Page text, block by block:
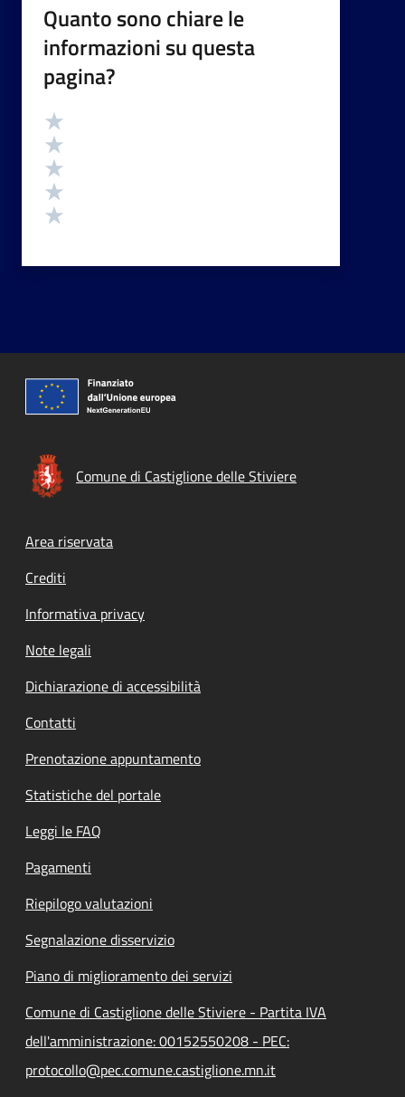
Quanto sono chiare le
informazioni su questa
pagina?
Valutazione
Comune di Castiglione delle Stiviere
Footer menu
Area riservata
Crediti
Informativa privacy
Note legali
Dichiarazione di accessibilità
Contatti
Prenotazione appuntamento
Statistiche del portale
Leggi le FAQ
Pagamenti
Riepilogo valutazioni
Segnalazione disservizio
Piano di miglioramento dei servizi
Comune di Castiglione delle Stiviere - Partita IVA
dell'amministrazione: 00152550208 - PEC:
protocollo@pec.comune.castiglione.mn.it